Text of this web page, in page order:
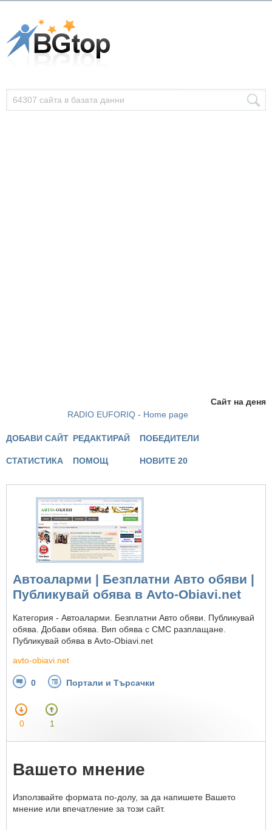
Сайт на деня
RADIO EUFORIQ - Home page
ДОБАВИ САЙТ РЕДАКТИРАЙ ПОБЕДИТЕЛИ
СТАТИСТИКА ПОМОЩ НОВИТЕ 20
Автоаларми | Безплатни Авто обяви |
Публикувай обява в Avto-Obiavi.net
Категория - Автоаларми. Безплатни Авто обяви. Публикувай
обява. Добави обява. Вип обява с СМС разплащане.
Публикувай обява в Avto-Obiavi.net
avto-obiavi.net
0 Портали и Търсачки
0 1
Вашето мнение
Използвайте формата по-долу, за да напишете Вашето
мнение или впечатление за този сайт.